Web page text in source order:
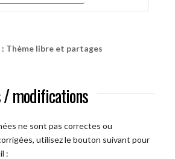
Thème libre et partages
/ modifications
ne sont pas correctes ou
utilisez le bouton suivant pour
: